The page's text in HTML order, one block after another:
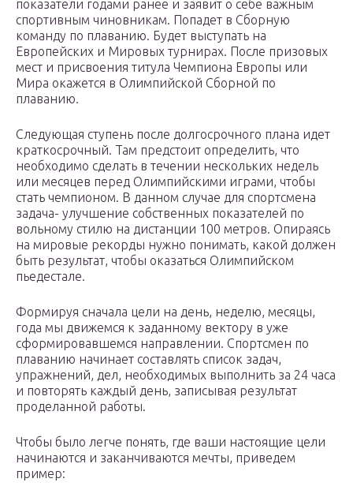
показатели годами ранее и заявит о себе важным
спортивным чиновникам. Попадет в Сборную
команду по плаванию. Будет выступать на
Европейских и Мировых турнирах. После призовых
мест и присвоения титула Чемпиона Европы или
Мира окажется в Олимпийской Сборной по
плаванию.
Следующая ступень после долгосрочного плана идет
краткосрочный. Там предстоит определить, что
необходимо сделать в течении нескольких недель
или месяцев перед Олимпийскими играми, чтобы
стать чемпионом. В данном случае для спортсмена
задача- улучшение собственных показателей по
вольному стилю на дистанции 100 метров. Опираясь
на мировые рекорды нужно понимать, какой должен
быть результат, чтобы оказаться Олимпийском
пьедестале.
Формируя сначала цели на день, неделю, месяцы,
года мы движемся к заданному вектору в уже
сформировавшемся направлении. Спортсмен по
плаванию начинает составлять список задач,
упражнений, дел, необходимых выполнить за 24 часа
и повторять каждый день, записывая результат
проделанной работы.
Чтобы было легче понять, где ваши настоящие цели
начинаются и заканчиваются мечты, приведем
пример: